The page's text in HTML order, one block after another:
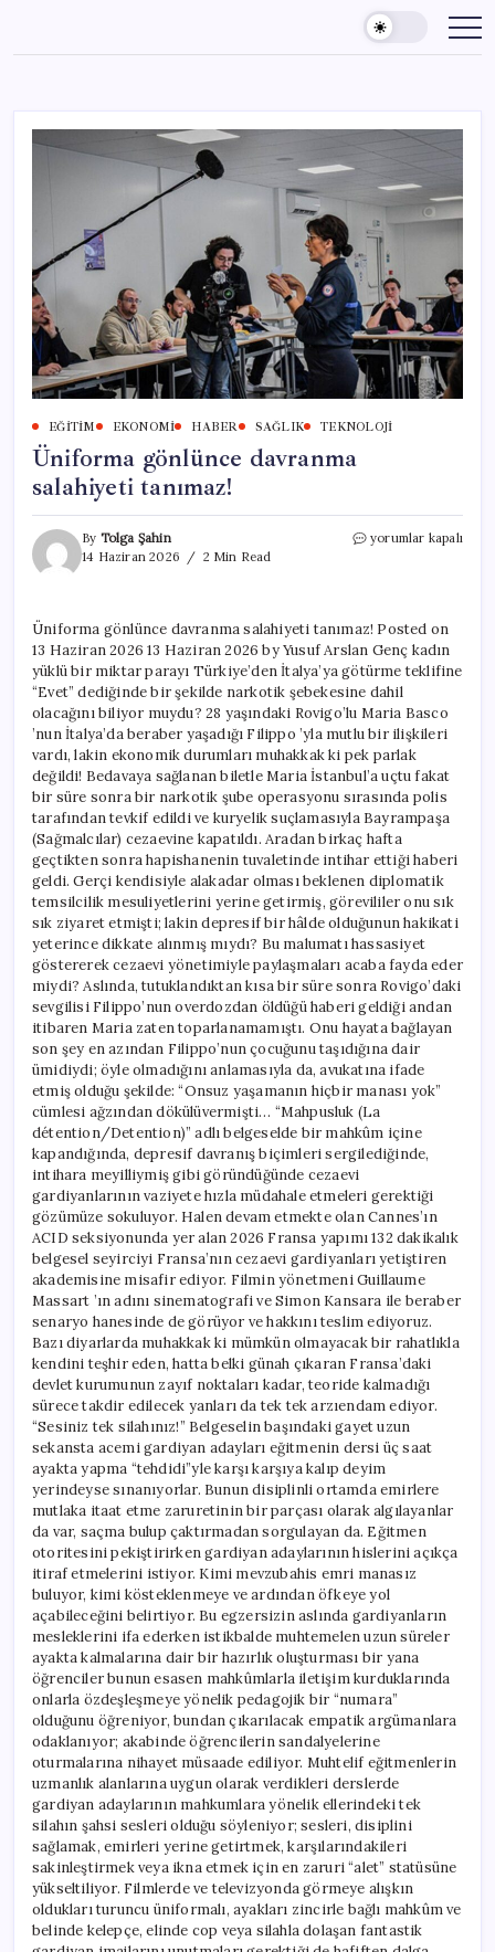
content
EĞITIM EKONOMI HABER SAĞLIK TEKNOLOJI
Üniforma gönlünce davranma
salahiyeti tanımaz!
By Tolga Şahin
14 Haziran 2026
2 Min Read
Üniforma
için
yorumlar kapalı
Üniforma gönlünce davranma salahiyeti tanımaz! Posted on
13 Haziran 2026 13 Haziran 2026 by Yusuf Arslan Genç kadın
yüklü bir miktar parayı Türkiye’den İtalya’ya götürme teklifine
“Evet” dediğinde bir şekilde narkotik şebekesine dahil
olacağını biliyor muydu? 28 yaşındaki Rovigo’lu Maria Basco
’nun İtalya’da beraber yaşadığı Filippo ’yla mutlu bir ilişkileri
vardı, lakin ekonomik durumları muhakkak ki pek parlak
değildi! Bedavaya sağlanan biletle Maria İstanbul’a uçtu fakat
bir süre sonra bir narkotik şube operasyonu sırasında polis
tarafından tevkif edildi ve kuryelik suçlamasıyla Bayrampaşa
(Sağmalcılar) cezaevine kapatıldı. Aradan birkaç hafta
geçtikten sonra hapishanenin tuvaletinde intihar ettiği haberi
geldi. Gerçi kendisiyle alakadar olması beklenen diplomatik
temsilcilik mesuliyetlerini yerine getirmiş, görevililer onu sık
sık ziyaret etmişti; lakin depresif bir hâlde olduğunun hakikati
yeterince dikkate alınmış mıydı? Bu malumatı hassasiyet
göstererek cezaevi yönetimiyle paylaşmaları acaba fayda eder
miydi? Aslında, tutuklandıktan kısa bir süre sonra Rovigo’daki
sevgilisi Filippo’nun overdozdan öldüğü haberi geldiği andan
itibaren Maria zaten toparlanamamıştı. Onu hayata bağlayan
son şey en azından Filippo’nun çocuğunu taşıdığına dair
ümidiydi; öyle olmadığını anlamasıyla da, avukatına ifade
etmiş olduğu şekilde: “Onsuz yaşamanın hiçbir manası yok”
cümlesi ağzından dökülüvermişti… “Mahpusluk (La
détention/Detention)” adlı belgeselde bir mahkûm içine
kapandığında, depresif davranış biçimleri sergilediğinde,
intihara meyilliymiş gibi göründüğünde cezaevi
gardiyanlarının vaziyete hızla müdahale etmeleri gerektiği
gözümüze sokuluyor. Halen devam etmekte olan Cannes’ın
ACID seksiyonunda yer alan 2026 Fransa yapımı 132 dakikalık
belgesel seyirciyi Fransa’nın cezaevi gardiyanları yetiştiren
akademisine misafir ediyor. Filmin yönetmeni Guillaume
Massart ’ın adını sinematografi ve Simon Kansara ile beraber
senaryo hanesinde de görüyor ve hakkını teslim ediyoruz.
Bazı diyarlarda muhakkak ki mümkün olmayacak bir rahatlıkla
kendini teşhir eden, hatta belki günah çıkaran Fransa’daki
devlet kurumunun zayıf noktaları kadar, teoride kalmadığı
sürece takdir edilecek yanları da tek tek arzıendam ediyor.
“Sesiniz tek silahınız!” Belgeselin başındaki gayet uzun
sekansta acemi gardiyan adayları eğitmenin dersi üç saat
ayakta yapma “tehdidi”yle karşı karşıya kalıp deyim
yerindeyse sınanıyorlar. Bunun disiplinli ortamda emirlere
mutlaka itaat etme zaruretinin bir parçası olarak algılayanlar
da var, saçma bulup çaktırmadan sorgulayan da. Eğitmen
otoritesini pekiştirirken gardiyan adaylarının hislerini açıkça
itiraf etmelerini istiyor. Kimi mevzubahis emri manasız
buluyor, kimi kösteklenmeye ve ardından öfkeye yol
açabileceğini belirtiyor. Bu egzersizin aslında gardiyanların
mesleklerini ifa ederken istikbalde muhtemelen uzun süreler
ayakta kalmalarına dair bir hazırlık oluşturması bir yana
öğrenciler bunun esasen mahkûmlarla iletişim kurduklarında
onlarla özdeşleşmeye yönelik pedagojik bir “numara”
olduğunu öğreniyor, bundan çıkarılacak empatik argümanlara
odaklanıyor; akabinde öğrencilerin sandalyelerine
oturmalarına nihayet müsaade ediliyor. Muhtelif eğitmenlerin
uzmanlık alanlarına uygun olarak verdikleri derslerde
gardiyan adaylarının mahkumlara yönelik ellerindeki tek
silahın şahsi sesleri olduğu söyleniyor; sesleri, disiplini
sağlamak, emirleri yerine getirtmek, karşılarındakileri
sakinleştirmek veya ikna etmek için en zaruri “alet” statüsüne
yükseltiliyor. Filmlerde ve televizyonda görmeye alışkın
oldukları turuncu üniformalı, ayakları zincirle bağlı mahkûm ve
belinde kelepçe, elinde cop veya silahla dolaşan fantastik